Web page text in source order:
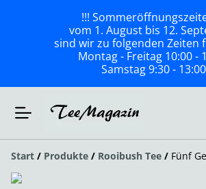
!!!
vom 1. August bis 12.
sind wir zu folgenden Zeiten
Montag - Freitag 10:00 -
Samstag 9:30 - 13:00
Start / Produkte / Rooibush Tee / Fünf